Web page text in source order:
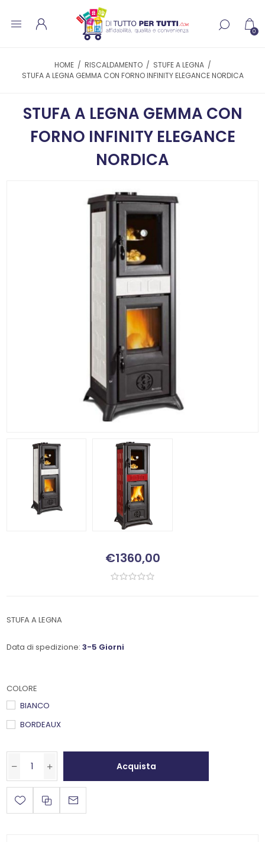
0
HOME / RISCALDAMENTO / STUFE A LEGNA /
STUFA A LEGNA GEMMA CON FORNO INFINITY ELEGANCE NORDICA
STUFA A LEGNA GEMMA CON
FORNO INFINITY ELEGANCE
NORDICA
€1360,00
STUFA A LEGNA
Data di spedizione: 3-5 Giorni
COLORE
BIANCO
BORDEAUX
Acquista